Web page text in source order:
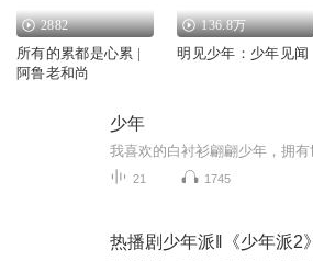
2882
所有的累都是心累 |
阿鲁老和尚
136.8万
明见少年：少年见闻
少年
21 1745
热播剧少年派‖《少年派2》